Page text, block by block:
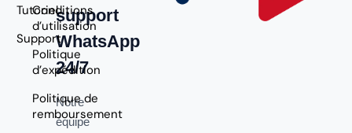
Tutoriel
Support
Conditions
d’utilisation
Politique
d’expédition
Politique de
remboursement
support
WhatsApp
24/7
Notre
équipe